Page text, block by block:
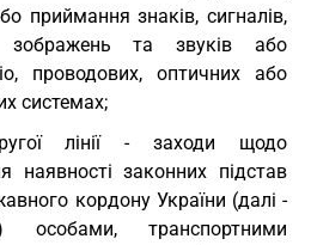
приймання знаків, сигналів,
зображень та звуків або
проводових, оптичних або
системах;
лінії - заходи щодо
наявності законних підстав
кордону України (далі -
особами, транспортними